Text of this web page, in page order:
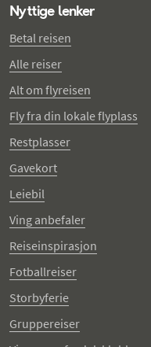
Nyttige lenker
Betal reisen
Alle reiser
Alt om flyreisen
Fly fra din lokale flyplass
Restplasser
Gavekort
Leiebil
Ving anbefaler
Reiseinspirasjon
Fotballreiser
Storbyferie
Gruppereiser